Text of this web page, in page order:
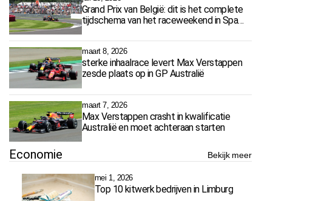
Grand Prix van België: dit is het complete
tijdschema van het raceweekend in Spa-
maart 8, 2026
sterke inhaalrace levert Max Verstappen
zesde plaats op in GP Australië
maart 7, 2026
Max Verstappen crasht in kwalificatie
Australië en moet achteraan starten
Economie Bekijk meer
mei 1, 2026
Top 10 kitwerk bedrijven in Limburg